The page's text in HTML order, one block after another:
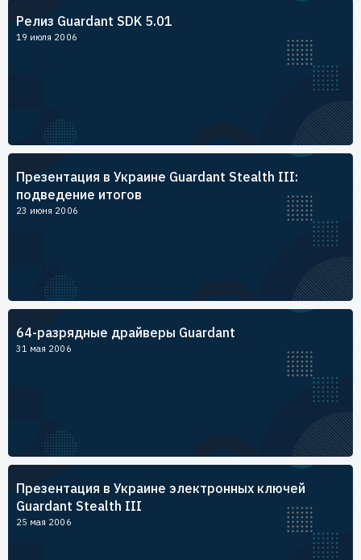
Релиз Guardant SDK 5.01
19 июля 2006
Презентация в Украине Guardant Stealth III:
подведение итогов
23 июня 2006
64-разрядные драйверы Guardant
31 мая 2006
Презентация в Украине электронных ключей
Guardant Stealth III
25 мая 2006